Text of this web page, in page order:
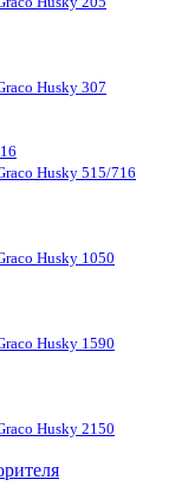
Husky 307
Husky 515/716
Husky 1050
Husky 1590
Husky 2150